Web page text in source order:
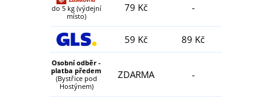
do 5 kg (výdejní
místo)
79 Kč -
59 Kč 89 Kč
Osobní odběr -
platba předem
(Bystřice pod
Hostýnem)
ZDARMA -